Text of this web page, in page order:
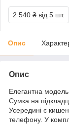
2 540 ₴ від 5 шт.
Опис
Опис
Елегантна
Сумка на
Усередині є
телефону. У